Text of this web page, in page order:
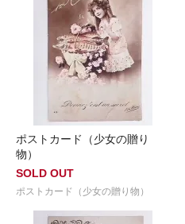
ポストカード（少女の贈り
物）
SOLD OUT
ポストカード（少女の贈り物）